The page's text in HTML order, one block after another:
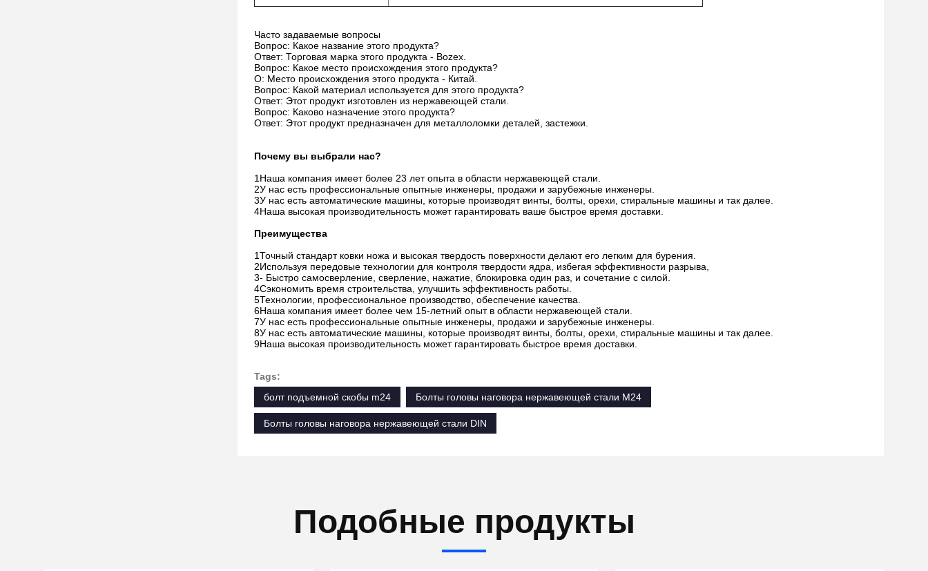
Часто задаваемые вопросы
Вопрос: Какое название этого продукта?
Ответ: Торговая марка этого продукта - Bozex.
Вопрос: Какое место происхождения этого продукта?
О: Место происхождения этого продукта - Китай.
Вопрос: Какой материал используется для этого продукта?
Ответ: Этот продукт изготовлен из нержавеющей стали.
Вопрос: Каково назначение этого продукта?
Ответ: Этот продукт предназначен для металлоломки деталей, застежки.
Почему вы выбрали нас?
1Наша компания имеет более 23 лет опыта в области нержавеющей стали.
2У нас есть профессиональные опытные инженеры, продажи и зарубежные инженеры.
3У нас есть автоматические машины, которые производят винты, болты, орехи, стиральные машины и так далее.
4Наша высокая производительность может гарантировать ваше быстрое время доставки.
Преимущества
1Точный стандарт ковки ножа и высокая твердость поверхности делают его легким для бурения.
2Используя передовые технологии для контроля твердости ядра, избегая эффективности разрыва,
3- Быстро самосверление, сверление, нажатие, блокировка один раз, и сочетание с силой.
4Сэкономить время строительства, улучшить эффективность работы.
5Технологии, профессиональное производство, обеспечение качества.
6Наша компания имеет более чем 15-летний опыт в области нержавеющей стали.
7У нас есть профессиональные опытные инженеры, продажи и зарубежные инженеры.
8У нас есть автоматические машины, которые производят винты, болты, орехи, стиральные машины и так далее.
9Наша высокая производительность может гарантировать быстрое время доставки.
Tags:
болт подъемной скобы m24
Болты головы наговора нержавеющей стали M24
Болты головы наговора нержавеющей стали DIN
Подобные продукты